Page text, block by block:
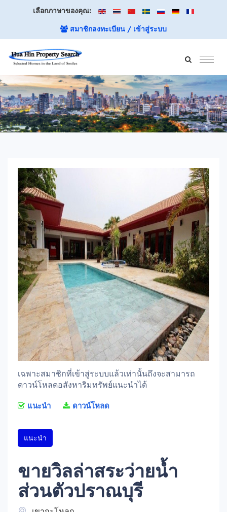
เลือกภาษาของคุณ:
สมาชิกลงทะเบียน / เข้าสู่ระบบ
เฉพาะสมาชิกที่เข้าสู่ระบบแล้วเท่านั้นถึงจะสามารถ
ดาวน์โหลดอสังหาริมทรัพย์แนะนำได้
แนะนำ ดาวน์โหลด
แนะนำ
ขายวิลล่าสระว่ายน้ำ
ส่วนตัวปราณบุรี